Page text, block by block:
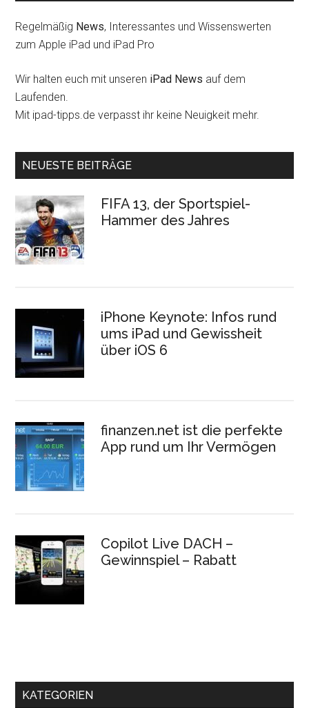
Regelmäßig News, Interessantes und Wissenswerten
zum Apple iPad und iPad Pro
Wir halten euch mit unseren iPad News auf dem
Laufenden.
Mit ipad-tipps.de verpasst ihr keine Neuigkeit mehr.
NEUESTE BEITRÄGE
FIFA 13, der Sportspiel-
Hammer des Jahres
iPhone Keynote: Infos rund
ums iPad und Gewissheit
über iOS 6
finanzen.net ist die perfekte
App rund um Ihr Vermögen
Copilot Live DACH –
Gewinnspiel – Rabatt
KATEGORIEN